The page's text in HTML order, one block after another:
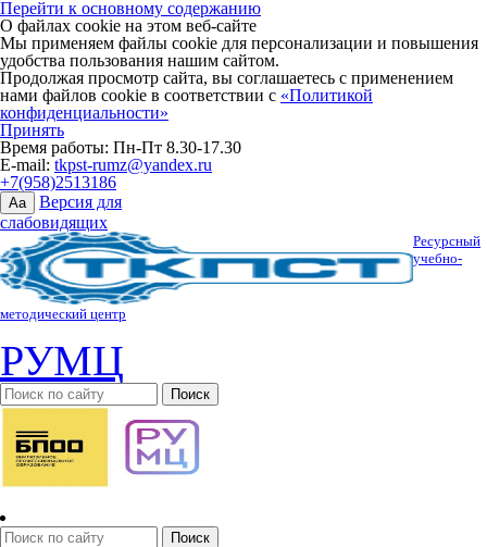
Перейти к основному содержанию
О файлах cookie на этом веб-сайте
Мы применяем файлы cookie для персонализации и повышения
удобства пользования нашим сайтом.
Продолжая просмотр сайта, вы соглашаетесь с применением
нами файлов cookie в соответствии с «Политикой
конфиденциальности»
Принять
Время работы: Пн-Пт 8.30-17.30
E-mail: tkpst-rumz@yandex.ru
+7(958)2513186
Aa
Версия для
слабовидящих
Ресурсный
учебно-
методический центр
РУМЦ